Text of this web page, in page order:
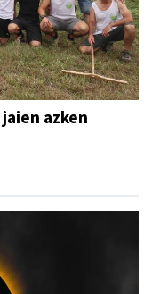
azken